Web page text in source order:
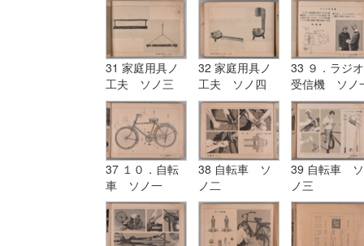
31 家庭用具ノ
工夫 ソノ三
32 家庭用具ノ
工夫 ソノ四
33 ９．ラジオ
受信機 ソノ
37 １０．自転
車 ソノ一
38 自転車 ソ
ノ二
39 自転車 ソ
ノ三